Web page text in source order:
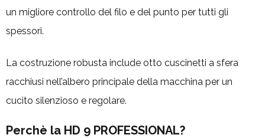
un migliore controllo del filo e del punto per tutti gli
spessori.
La costruzione robusta include otto cuscinetti a sfera
racchiusi nell’albero principale della macchina per un
cucito silenzioso e regolare.
Perchè la HD 9 PROFESSIONAL?